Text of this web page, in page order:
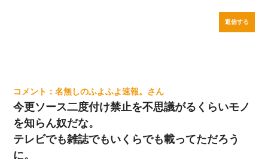
返信する
名無しのふよふよ速報。
今更ソース二度付け禁止を不思議がるくらいモノ
を知らん奴だな。
テレビでも雑誌でもいくらでも載ってただろう
に。